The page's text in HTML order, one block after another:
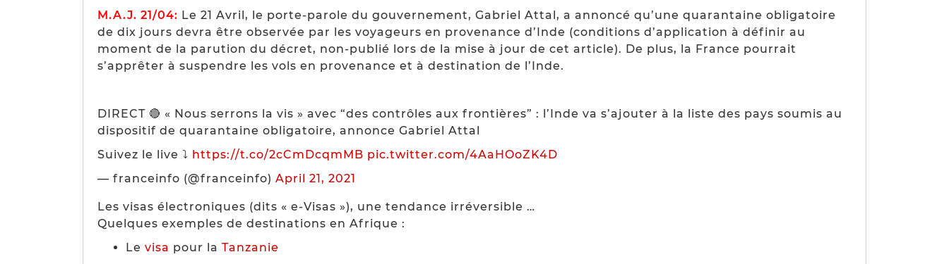
M.A.J. 21/04: Le 21 Avril, le porte-parole du gouvernement, Gabriel Attal, a annoncé qu’une quarantaine obligatoire
de dix jours devra être observée par les voyageurs en provenance d’Inde (conditions d’application à définir au
moment de la parution du décret, non-publié lors de la mise à jour de cet article). De plus, la France pourrait
s’apprêter à suspendre les vols en provenance et à destination de l’Inde.
DIRECT 🔴 « Nous serrons la vis » avec “des contrôles aux frontières” : l’Inde va s’ajouter à la liste des pays soumis au
dispositif de quarantaine obligatoire, annonce Gabriel Attal
Suivez le live ⤵️ https://t.co/2cCmDcqmMB pic.twitter.com/4AaHOoZK4D
— franceinfo (@franceinfo) April 21, 2021
Les visas électroniques (dits « e-Visas »), une tendance irréversible …
Quelques exemples de destinations en Afrique :
Le visa pour la Tanzanie